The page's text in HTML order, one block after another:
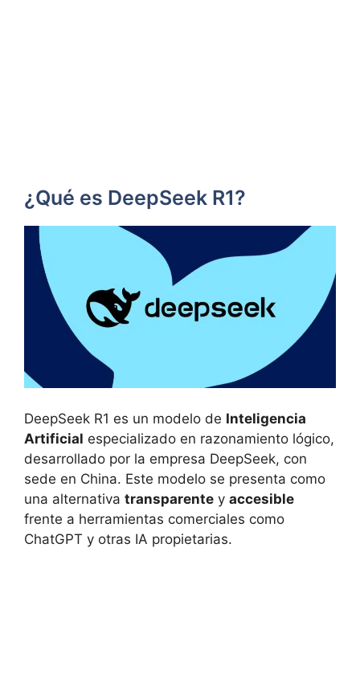
¿Qué es DeepSeek R1?
DeepSeek R1 es un modelo de Inteligencia
Artificial especializado en razonamiento lógico,
desarrollado por la empresa DeepSeek, con
sede en China. Este modelo se presenta como
una alternativa transparente y accesible
frente a herramientas comerciales como
ChatGPT y otras IA propietarias.